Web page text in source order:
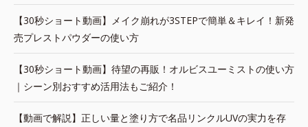
【30秒ショート動画】メイク崩れが3STEPで簡単＆キレイ！新発
売プレストパウダーの使い方
【30秒ショート動画】待望の再販！オルビスユーミストの使い方
｜シーン別おすすめ活用法もご紹介！
【動画で解説】正しい量と塗り方で名品リンクルUVの実力を存